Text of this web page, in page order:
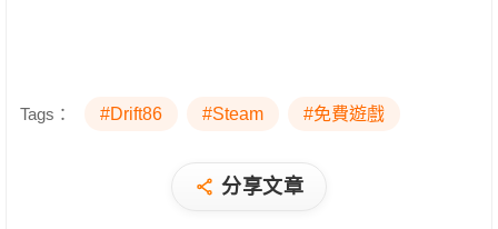
Tags： #Drift86 #Steam #免費遊戲
分享文章